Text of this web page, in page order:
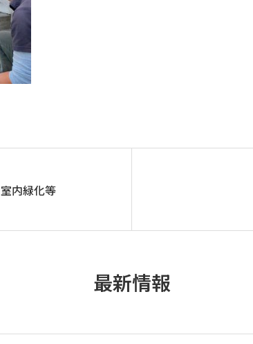
内緑化等
最新情報